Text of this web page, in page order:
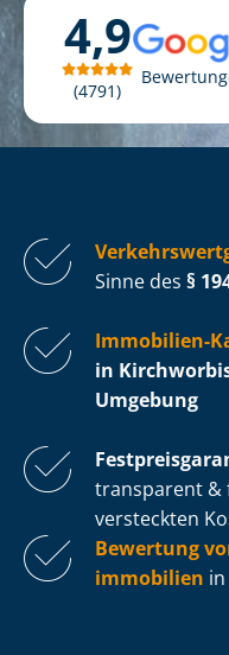
4,9
4791
Sinne des §
Immobilien-
in
Umgebung
transparent &
versteckten
Bewertung
im­mo­bi­li­en